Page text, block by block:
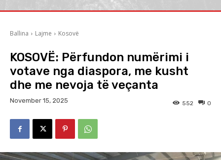
Ballina Lajme Kosovë
KOSOVË: Përfundon numërimi i
votave nga diaspora, me kusht
dhe me nevoja të veçanta
November 15, 2025 0
552